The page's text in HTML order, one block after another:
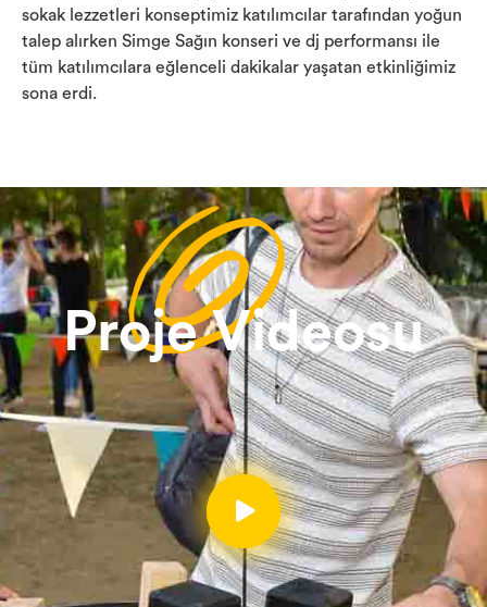
sokak lezzetleri konseptimiz katılımcılar tarafından yoğun
talep alırken Simge Sağın konseri ve dj performansı ile
tüm katılımcılara eğlenceli dakikalar yaşatan etkinliğimiz
sona erdi.
Proje Videosu